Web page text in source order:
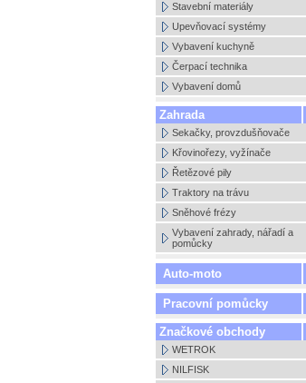
Stavební materiály
Upevňovací systémy
Vybavení kuchyně
Čerpací technika
Vybavení domů
Zahrada
Sekačky, provzdušňovače
Křovinořezy, vyžínače
Řetězové pily
Traktory na trávu
Sněhové frézy
Vybavení zahrady, nářadí a
pomůcky
Auto-moto
Pracovní pomůcky
Značkové obchody
WETROK
NILFISK